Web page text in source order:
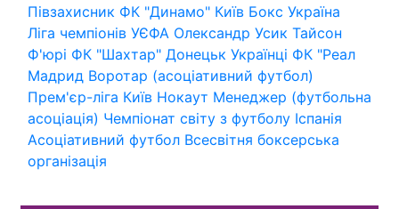
Півзахисник ФК "Динамо" Київ Бокс Україна
Ліга чемпіонів УЄФА Олександр Усик Тайсон
Ф'юрі ФК "Шахтар" Донецьк Українці ФК "Реал
Мадрид Воротар (асоціативний футбол)
Прем'єр-ліга Київ Нокаут Менеджер (футбольна
асоціація) Чемпіонат світу з футболу Іспанія
Асоціативний футбол Всесвітня боксерська
організація